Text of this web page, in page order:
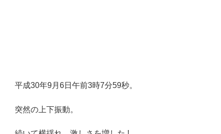
平成30年9月6日午前3時7分59秒。
突然の上下振動。